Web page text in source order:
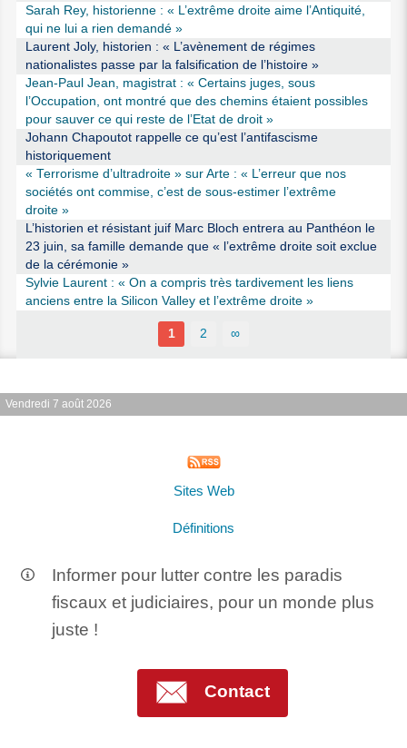
Sarah Rey, historienne : « L’extrême droite aime l’Antiquité,
qui ne lui a rien demandé »
Laurent Joly, historien : « L’avènement de régimes
nationalistes passe par la falsification de l’histoire »
Jean-Paul Jean, magistrat : « Certains juges, sous
l’Occupation, ont montré que des chemins étaient possibles
pour sauver ce qui reste de l’Etat de droit »
Johann Chapoutot rappelle ce qu’est l’antifascisme
historiquement
« Terrorisme d’ultradroite » sur Arte : « L’erreur que nos
sociétés ont commise, c’est de sous-estimer l’extrême
droite »
L’historien et résistant juif Marc Bloch entrera au Panthéon le
23 juin, sa famille demande que « l’extrême droite soit exclue
de la cérémonie »
Sylvie Laurent : « On a compris très tardivement les liens
anciens entre la Silicon Valley et l’extrême droite »
1 2 ∞
Vendredi 7 août 2026
Sites Web
Définitions
Informer pour lutter contre les paradis
fiscaux et judiciaires, pour un monde plus
juste !
Contact